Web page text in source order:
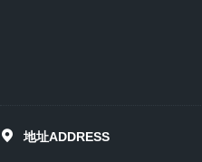
 地址ADDRESS